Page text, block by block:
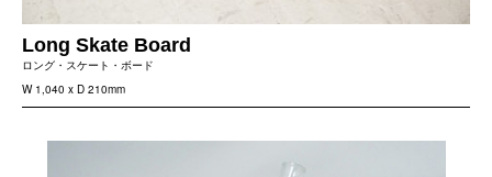
Long Skate Board
ロング・スケート・ボード
W 1,040 x D 210mm